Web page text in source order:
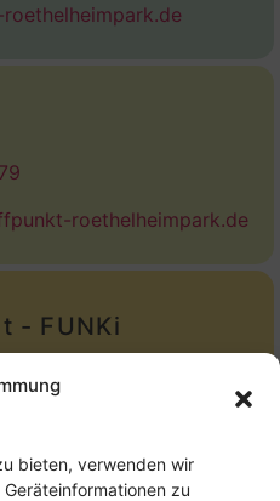
bieten, verwenden wir
zu
roethelheimpark.de
- FUNKi